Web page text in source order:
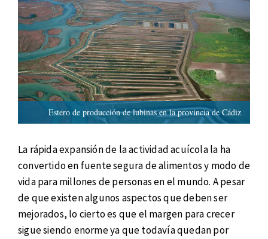
Estero de producción de lubinas en la provincia de Cádiz
La rápida expansión de la actividad acuícola la ha
convertido en fuente segura de alimentos y modo de
vida para millones de personas en el mundo. A pesar
de que existen algunos aspectos que deben ser
mejorados, lo cierto es que el margen para crecer
sigue siendo enorme ya que todavía quedan por